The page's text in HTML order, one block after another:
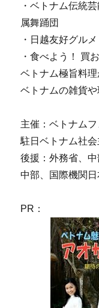
・ベトナム伝統
属舞踊団
・日越友好グル
・食べよう！ 買お
ベトナム極旨料理
ベトナムの雑貨
主催：ベトナム
駐日ベトナム社
後援：外務省、
中部、国際機関
PR：